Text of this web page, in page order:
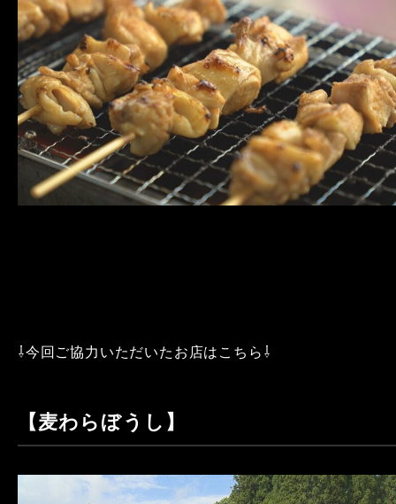
⇩今回ご協力いただいたお店はこちら⇩
【麦わらぼうし】